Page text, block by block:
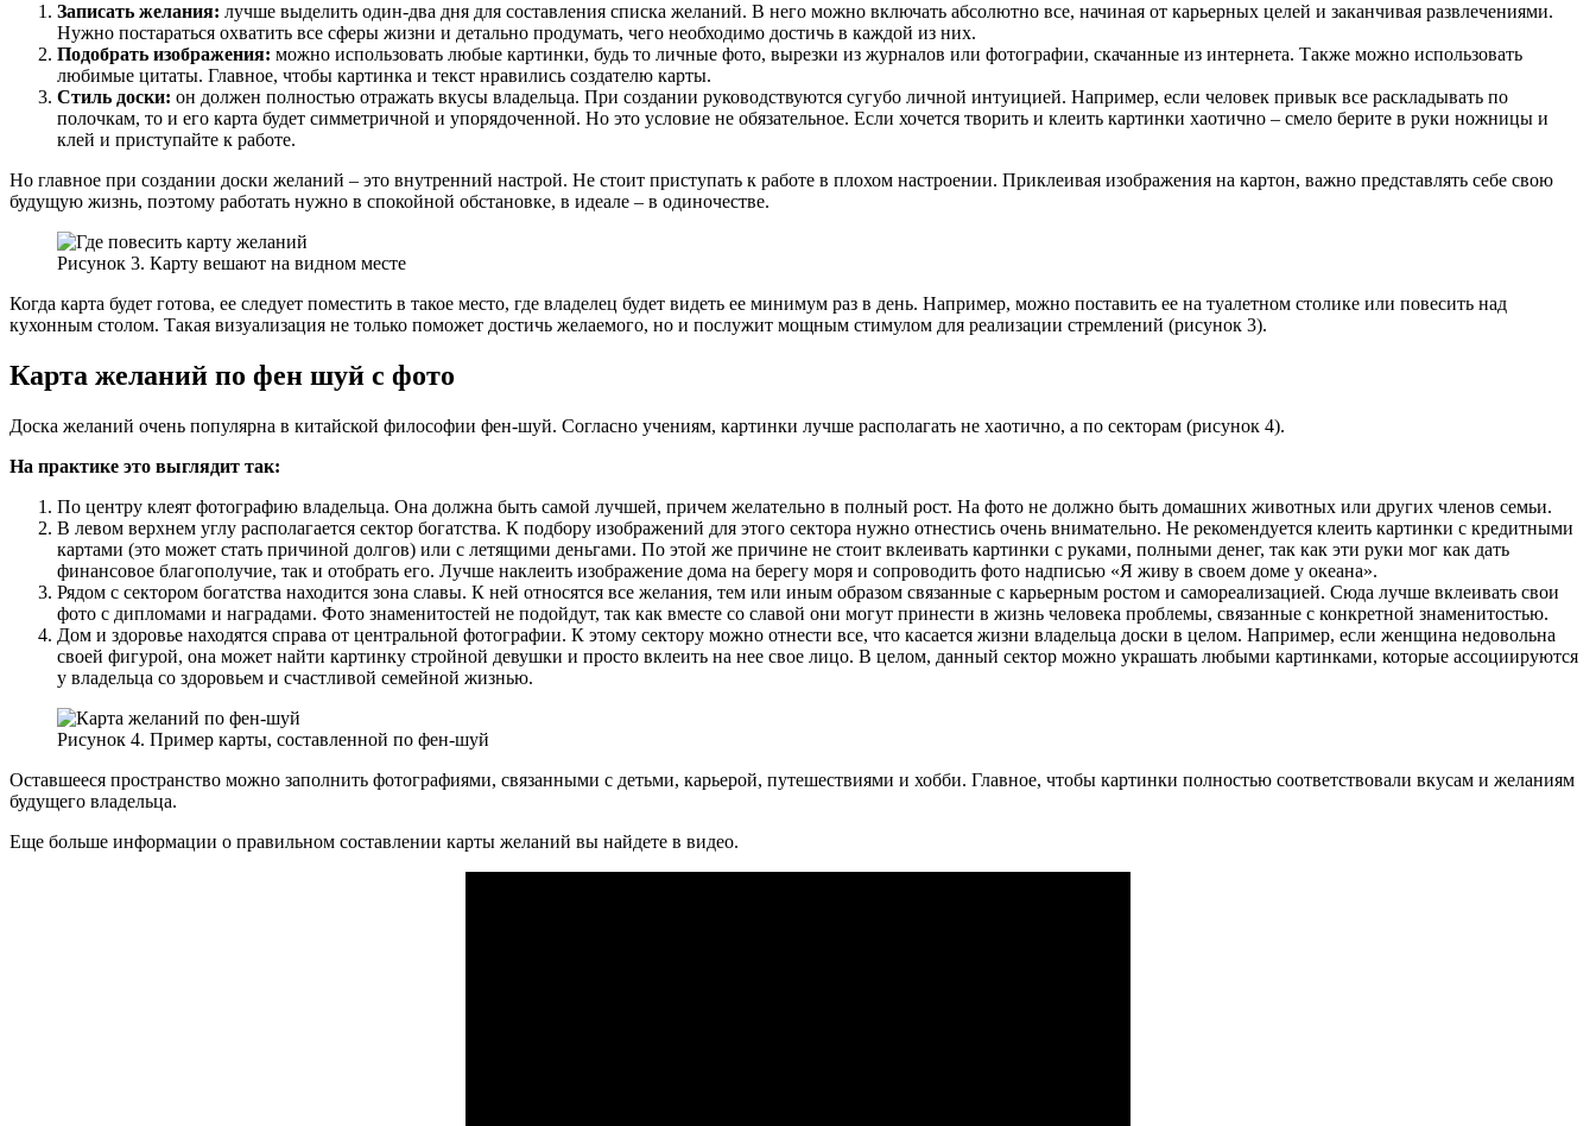
Записать желания: лучше выделить один-два дня для составления списка желаний. В него можно включать абсолютно все, начиная от карьерных целей и заканчивая развлечениями.
Нужно постараться охватить все сферы жизни и детально продумать, чего необходимо достичь в каждой из них.
Подобрать изображения: можно использовать любые картинки, будь то личные фото, вырезки из журналов или фотографии, скачанные из интернета. Также можно использовать
любимые цитаты. Главное, чтобы картинка и текст нравились создателю карты.
Стиль доски: он должен полностью отражать вкусы владельца. При создании руководствуются сугубо личной интуицией. Например, если человек привык все раскладывать по
полочкам, то и его карта будет симметричной и упорядоченной. Но это условие не обязательное. Если хочется творить и клеить картинки хаотично – смело берите в руки ножницы и
клей и приступайте к работе.
Но главное при создании доски желаний – это внутренний настрой. Не стоит приступать к работе в плохом настроении. Приклеивая изображения на картон, важно представлять себе свою
будущую жизнь, поэтому работать нужно в спокойной обстановке, в идеале – в одиночестве.
Рисунок 3. Карту вешают на видном месте
Когда карта будет готова, ее следует поместить в такое место, где владелец будет видеть ее минимум раз в день. Например, можно поставить ее на туалетном столике или повесить над
кухонным столом. Такая визуализация не только поможет достичь желаемого, но и послужит мощным стимулом для реализации стремлений (рисунок 3).
Карта желаний по фен шуй с фото
Доска желаний очень популярна в китайской философии фен-шуй. Согласно учениям, картинки лучше располагать не хаотично, а по секторам (рисунок 4).
На практике это выглядит так:
По центру клеят фотографию владельца. Она должна быть самой лучшей, причем желательно в полный рост. На фото не должно быть домашних животных или других членов семьи.
В левом верхнем углу располагается сектор богатства. К подбору изображений для этого сектора нужно отнестись очень внимательно. Не рекомендуется клеить картинки с кредитными
картами (это может стать причиной долгов) или с летящими деньгами. По этой же причине не стоит вклеивать картинки с руками, полными денег, так как эти руки мог как дать
финансовое благополучие, так и отобрать его. Лучше наклеить изображение дома на берегу моря и сопроводить фото надписью «Я живу в своем доме у океана».
Рядом с сектором богатства находится зона славы. К ней относятся все желания, тем или иным образом связанные с карьерным ростом и самореализацией. Сюда лучше вклеивать свои
фото с дипломами и наградами. Фото знаменитостей не подойдут, так как вместе со славой они могут принести в жизнь человека проблемы, связанные с конкретной знаменитостью.
Дом и здоровье находятся справа от центральной фотографии. К этому сектору можно отнести все, что касается жизни владельца доски в целом. Например, если женщина недовольна
своей фигурой, она может найти картинку стройной девушки и просто вклеить на нее свое лицо. В целом, данный сектор можно украшать любыми картинками, которые ассоциируются
у владельца со здоровьем и счастливой семейной жизнью.
Рисунок 4. Пример карты, составленной по фен-шуй
Оставшееся пространство можно заполнить фотографиями, связанными с детьми, карьерой, путешествиями и хобби. Главное, чтобы картинки полностью соответствовали вкусам и желаниям
будущего владельца.
Еще больше информации о правильном составлении карты желаний вы найдете в видео.